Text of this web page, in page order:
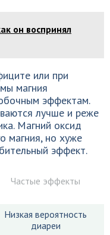
он воспринял
или при
магния
эффектам.
лучше и реже
Магний оксид
магния, но хуже
эффект.
Частые эффекты
Низкая вероятность
диареи